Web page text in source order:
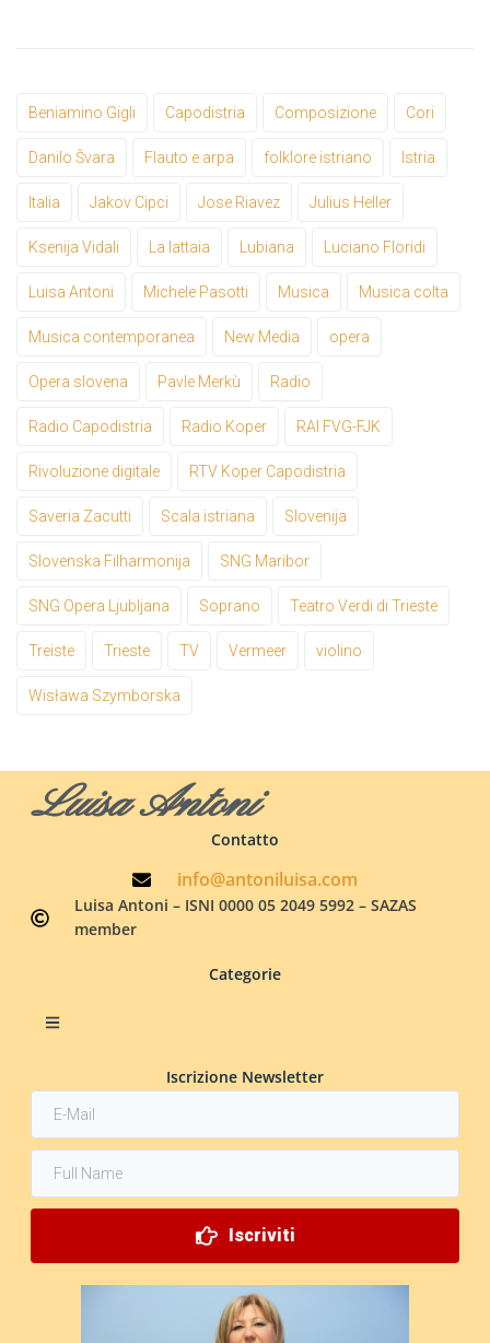
Beniamino Gigli Capodistria Composizione Cori
Danilo Švara Flauto e arpa folklore istriano Istria
Italia Jakov Cipci Jose Riavez Julius Heller
Ksenija Vidali La lattaia Lubiana Luciano Floridi
Luisa Antoni Michele Pasotti Musica Musica colta
Musica contemporanea New Media opera
Opera slovena Pavle Merkù Radio
Radio Capodistria Radio Koper RAI FVG-FJK
Rivoluzione digitale RTV Koper Capodistria
Saveria Zacutti Scala istriana Slovenija
Slovenska Filharmonija SNG Maribor
SNG Opera Ljubljana Soprano Teatro Verdi di Trieste
Treiste Trieste TV Vermeer violino
Wisława Szymborska
Luisa Antoni
Contatto
info@antoniluisa.com
Luisa Antoni – ISNI 0000 05 2049 5992 – SAZAS
member
Categorie
Iscrizione Newsletter
Iscriviti